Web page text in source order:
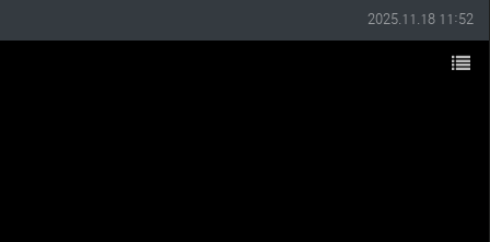
작성일
2025.11.18 11:52
목